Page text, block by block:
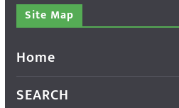
Site Map
Home
SEARCH